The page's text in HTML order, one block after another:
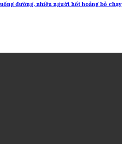
đường, nhiều người hốt hoảng bỏ chạy